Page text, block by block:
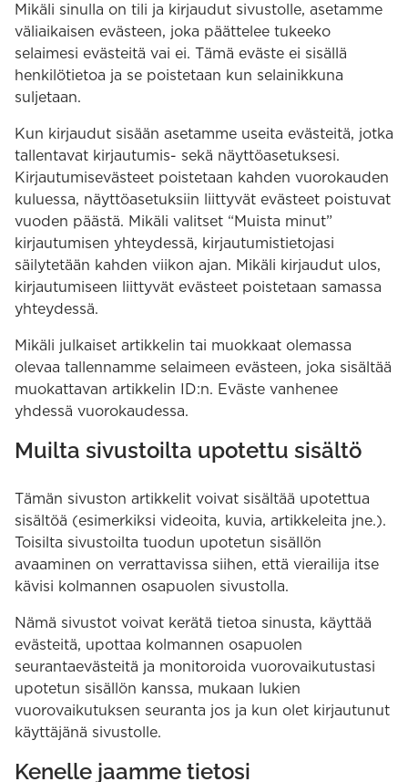
Mikäli sinulla on tili ja kirjaudut sivustolle, asetamme
väliaikaisen evästeen, joka päättelee tukeeko
selaimesi evästeitä vai ei. Tämä eväste ei sisällä
henkilötietoa ja se poistetaan kun selainikkuna
suljetaan.
Kun kirjaudut sisään asetamme useita evästeitä, jotka
tallentavat kirjautumis- sekä näyttöasetuksesi.
Kirjautumisevästeet poistetaan kahden vuorokauden
kuluessa, näyttöasetuksiin liittyvät evästeet poistuvat
vuoden päästä. Mikäli valitset “Muista minut”
kirjautumisen yhteydessä, kirjautumistietojasi
säilytetään kahden viikon ajan. Mikäli kirjaudut ulos,
kirjautumiseen liittyvät evästeet poistetaan samassa
yhteydessä.
Mikäli julkaiset artikkelin tai muokkaat olemassa
olevaa tallennamme selaimeen evästeen, joka sisältää
muokattavan artikkelin ID:n. Eväste vanhenee
yhdessä vuorokaudessa.
Muilta sivustoilta upotettu sisältö
Tämän sivuston artikkelit voivat sisältää upotettua
sisältöä (esimerkiksi videoita, kuvia, artikkeleita jne.).
Toisilta sivustoilta tuodun upotetun sisällön
avaaminen on verrattavissa siihen, että vierailija itse
kävisi kolmannen osapuolen sivustolla.
Nämä sivustot voivat kerätä tietoa sinusta, käyttää
evästeitä, upottaa kolmannen osapuolen
seurantaevästeitä ja monitoroida vuorovaikutustasi
upotetun sisällön kanssa, mukaan lukien
vuorovaikutuksen seuranta jos ja kun olet kirjautunut
käyttäjänä sivustolle.
Kenelle jaamme tietosi